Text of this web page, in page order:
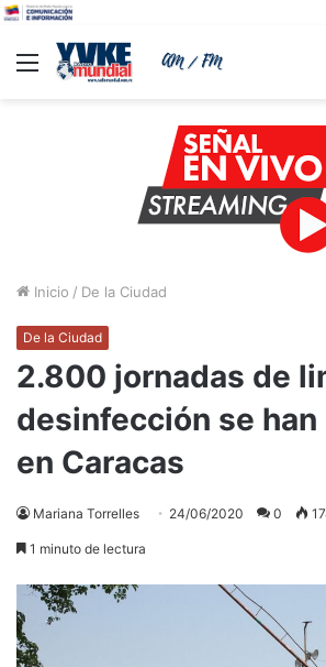
Menu
Inicio / De la Ciudad
De la Ciudad
2.800 jornadas de
desinfección se han
en Caracas
Mariana Torrelles 24/06/2020 0
1 minuto de lectura